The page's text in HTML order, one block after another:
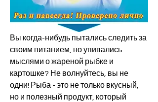
Вы когда-нибудь пытались следить за
своим питанием, но упивались
мыслями о жареной рыбке и
картошке? Не волнуйтесь, вы не
одни! Рыба - это не только вкусный,
но и полезный продукт, который